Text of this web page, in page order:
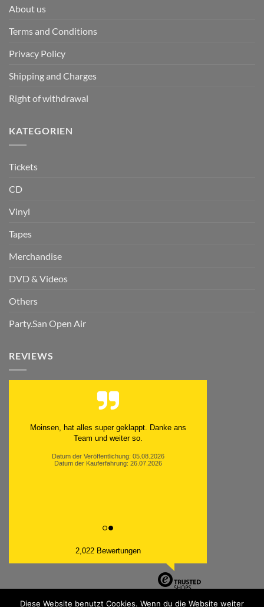
About us
Terms and Conditions
Privacy Policy
Shipping and Charges
Right of withdrawal
KATEGORIEN
Tickets
CD
Vinyl
Tapes
Merchandise
DVD & Videos
Others
Party.San Open Air
REVIEWS
Moinsen, hat alles super geklappt. Danke ans
Team und weiter so.
Datum der Veröffentlichung: 05.08.2026
Datum der Kauferfahrung: 26.07.2026
2,022 Bewertungen
Diese Website benutzt Cookies. Wenn du die Website weiter